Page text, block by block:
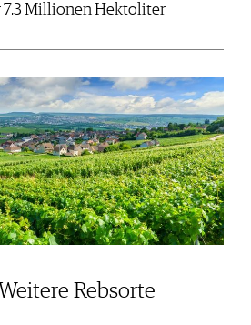
7,3 Millionen Hektoliter
Rebsorte